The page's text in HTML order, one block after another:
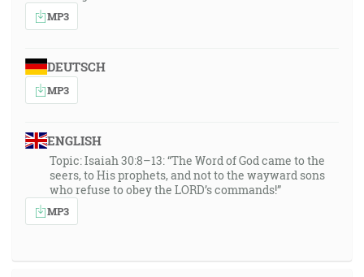
MP3
DEUTSCH
MP3
ENGLISH
Topic: Isaiah 30:8–13: “The Word of God came to the
seers, to His prophets, and not to the wayward sons
who refuse to obey the LORD’s commands!”
MP3